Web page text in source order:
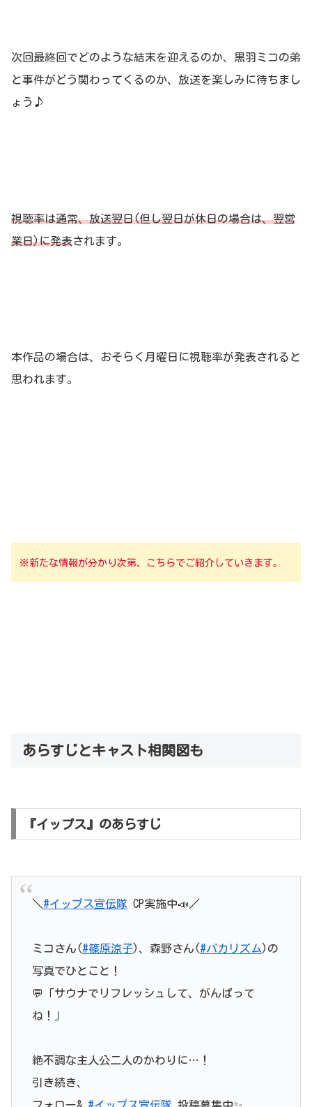
次回最終回でどのような結末を迎えるのか、黒羽ミコの弟
と事件がどう関わってくるのか、放送を楽しみに待ちまし
ょう♪
視聴率は通常、放送翌日(但し翌日が休日の場合は、翌営
業日)に発表されます。
本作品の場合は、おそらく月曜日に視聴率が発表されると
思われます。
※新たな情報が分かり次第、こちらでご紹介していきます。
あらすじとキャスト相関図も
『イップス』のあらすじ
＼ #イップス宣伝隊 CP実施中📣／
ミコさん(#篠原涼子)、森野さん(#バカリズム)の
写真でひとこと！
💬「サウナでリフレッシュして、がんばって
ね！」
絶不調な主人公二人のかわりに…！
引き続き、
フォロー& #イップス宣伝隊 投稿募集中✨